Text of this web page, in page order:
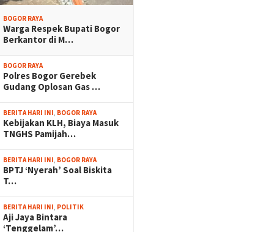
BOGOR RAYA
Warga Respek Bupati Bogor
Berkantor di M…
BOGOR RAYA
Polres Bogor Gerebek
Gudang Oplosan Gas …
BERITA HARI INI, BOGOR RAYA
Kebijakan KLH, Biaya Masuk
TNGHS Pamijah…
BERITA HARI INI, BOGOR RAYA
BPTJ ‘Nyerah’ Soal Biskita
T…
BERITA HARI INI, POLITIK
Aji Jaya Bintara
‘Tenggelam’…